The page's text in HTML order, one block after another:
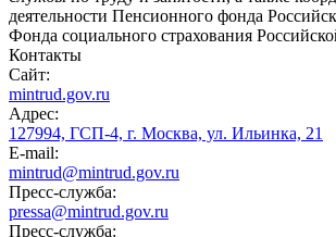
деятельности Пенсионного фонда
Фонда социального страхования
Контакты
Сайт:
mintrud.gov.ru
Адрес:
127994, ГСП-4, г. Москва, ул. Ильинка, 21
E-mail:
mintrud@mintrud.gov.ru
Пресс-служба:
pressa@mintrud.gov.ru
Пресс-служба: